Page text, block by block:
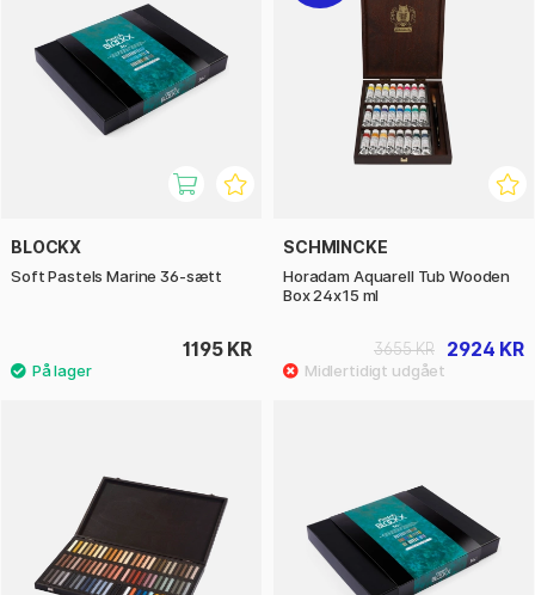
BLOCKX
Soft Pastels Marine 36-sætt
1195 KR
SCHMINCKE
Horadam Aquarell Tub Wooden
Box 24x15 ml
2924 KR
3655 KR